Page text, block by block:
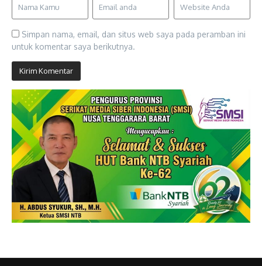
Simpan nama, email, dan situs web saya pada peramban ini
untuk komentar saya berikutnya.